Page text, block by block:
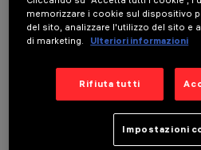
DATI TECNICI
Apparecchio miniaturizzato lineare
ottici per sorgenti LED - ottiche
memorizzare i cookie sul dispositivo
del sito, analizzare l'utilizzo del sito e
di marketing.
Ulteriori informazioni
Rifiuta tutti
Impostazioni